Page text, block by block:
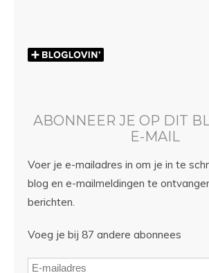
ABONNEER JE OP DIT
E-MAIL
Voer je e-mailadres in om je in te
blog en e-mailmeldingen te
berichten.
Voeg je bij 87 andere abonnees